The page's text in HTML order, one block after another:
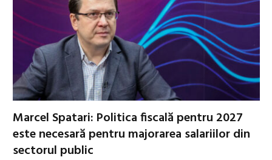
Marcel Spatari: Politica fiscală pentru 2027
este necesară pentru majorarea salariilor din
sectorul public